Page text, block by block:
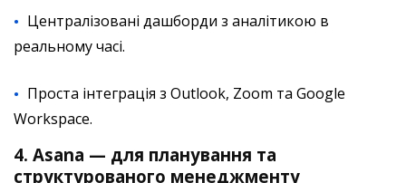
Централізовані дашборди з аналітикою в
реальному часі.
Проста інтеграція з Outlook, Zoom та Google
Workspace.
4. Asana — для планування та
структурованого менеджменту